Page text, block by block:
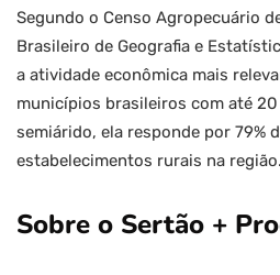
Segundo o Censo Agropecuário
Brasileiro de Geografia e
a atividade econômica mais
municípios brasileiros com até
semiárido, ela responde por 79%
estabelecimentos rurais na
Sobre o Sertão +